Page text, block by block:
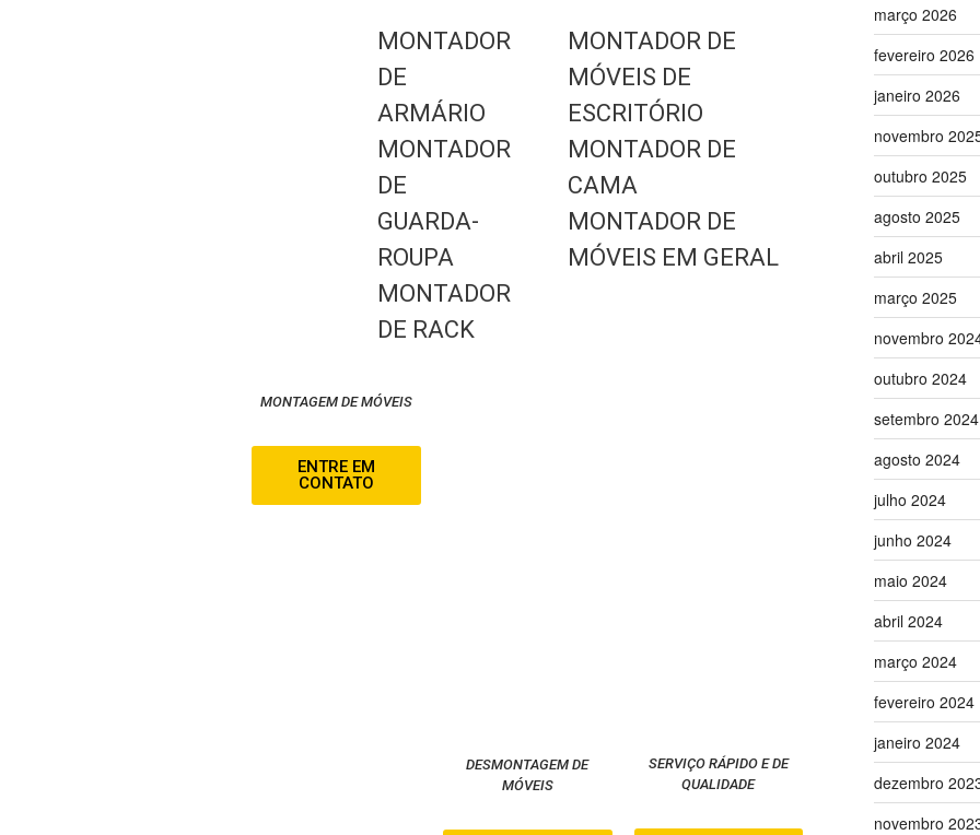
MONTADOR
DE
ARMÁRIO
MONTADOR
DE
GUARDA-
ROUPA
MONTADOR
DE RACK
MONTADOR DE
MÓVEIS DE
ESCRITÓRIO
MONTADOR DE
CAMA
MONTADOR DE
MÓVEIS EM GERAL
MONTAGEM DE MÓVEIS
ENTRE EM
CONTATO
DESMONTAGEM DE
MÓVEIS
SERVIÇO RÁPIDO E DE
QUALIDADE
março 2026
fevereiro 2026
janeiro 2026
novembro
outubro 2025
agosto 2025
abril 2025
março 2025
novembro
outubro 2024
setembro 2024
agosto 2024
julho 2024
junho 2024
maio 2024
abril 2024
março 2024
fevereiro 2024
janeiro 2024
dezembro
novembro